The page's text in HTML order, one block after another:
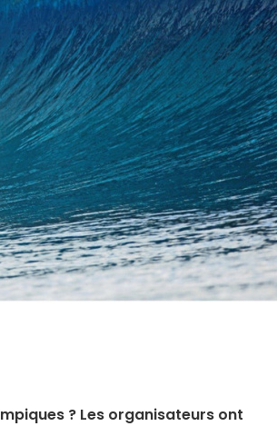
? Les organisateurs ont